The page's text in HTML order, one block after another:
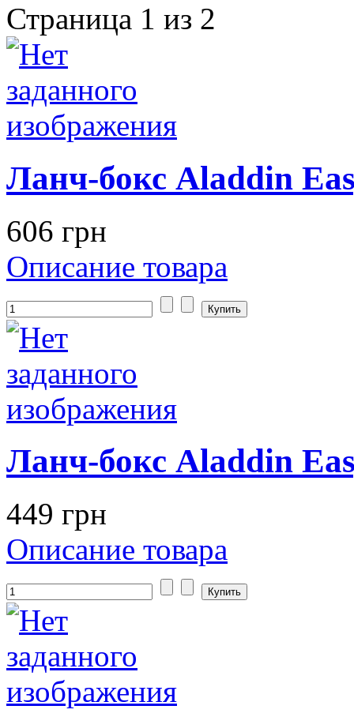
Страница 1 из 2
Ланч-бокс Aladdin
606 грн
Описание товара
Ланч-бокс Aladdin
449 грн
Описание товара